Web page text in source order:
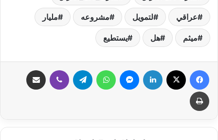
عراقي لتمويل مشروعه مليار
ميثم هل يستطيع
فيسبوك لينكدإن ماسنجر واتساب تيلقرام ڤايبر
طباعة